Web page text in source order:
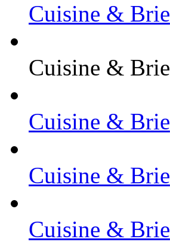
Cuisine & Brie
Cuisine & Brie
Cuisine & Brie
Cuisine & Brie
Cuisine & Brie